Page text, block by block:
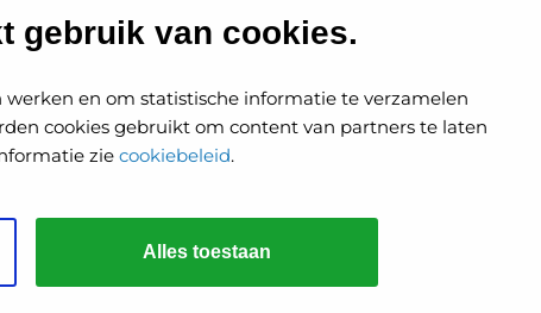
gebruik van cookies.
en om statistische informatie te verzamelen
cookies gebruikt om content van partners te laten
zie cookiebeleid.
Alles toestaan